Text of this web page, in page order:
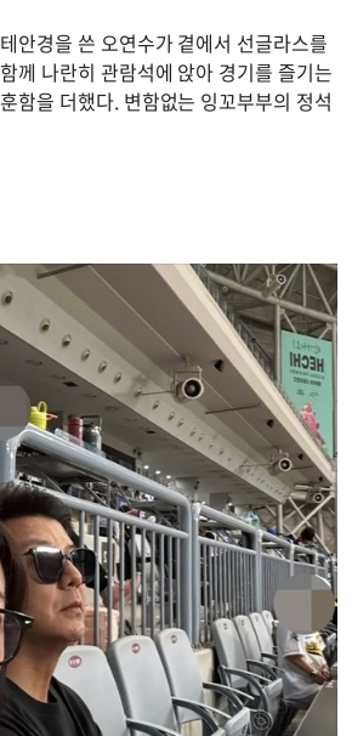
안경을 쓴 오연수가 곁에서 선글라스를
께 나란히 관람석에 앉아 경기를 즐기는
함을 더했다. 변함없는 잉꼬부부의 정석